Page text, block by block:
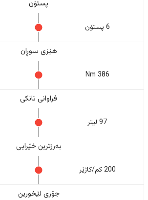
پستۆن
6 پستۆن
هێزی سوڕان
386 Nm
فراوانی تانکی
97 لیتر
بەرزترین خێرایی
200 کم/کاژێر
جۆری لێخورین